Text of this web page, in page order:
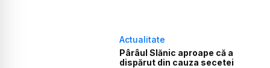
Actualitate
Pârâul Slănic aproape că a
dispărut din cauza secetei